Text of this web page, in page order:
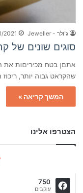
ג'ולר - Jeweller 2021
סוגים שונים של
אתםן בטח מכיריםות את
שהקראט גבוה יותר,
המשך קריאה »
הצטרפו אלינו
750
עוקבים